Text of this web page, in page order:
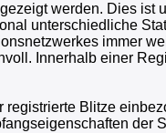
werden. Dies
unterschiedliche
immer
Innerhalb einer
Blitze
der